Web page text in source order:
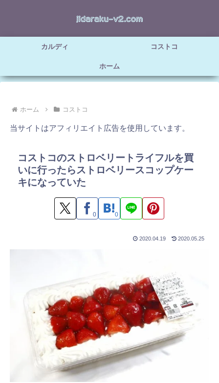
カルディ コストコ
ホーム
ホーム コストコ
当サイトはアフィリエイト広告を使用しています。
コストコのストロベリートライフルを買
いに行ったらストロベリースコップケー
キになっていた
0 0
2020.04.19 2020.05.25